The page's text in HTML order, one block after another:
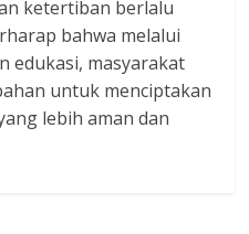
ketertiban berlalu
bahwa melalui
edukasi, masyarakat
untuk menciptakan
lebih aman dan